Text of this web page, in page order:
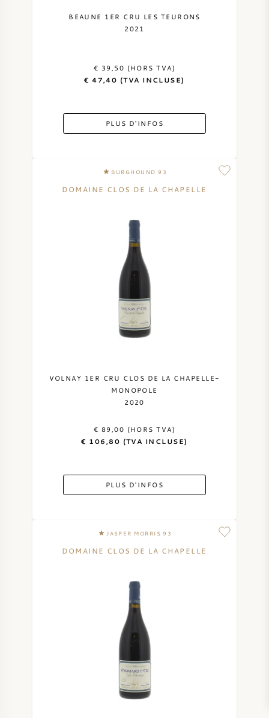
BEAUNE 1ER CRU LES TEURONS
2021
€ 39,50 (HORS TVA)
€ 47,40 (TVA INCLUSE)
PLUS D'INFOS
BURGHOUND 93
DOMAINE CLOS DE LA CHAPELLE
VOLNAY 1ER CRU CLOS DE LA CHAPELLE-
MONOPOLE
2020
€ 89,00 (HORS TVA)
€ 106,80 (TVA INCLUSE)
PLUS D'INFOS
JASPER MORRIS 93
DOMAINE CLOS DE LA CHAPELLE